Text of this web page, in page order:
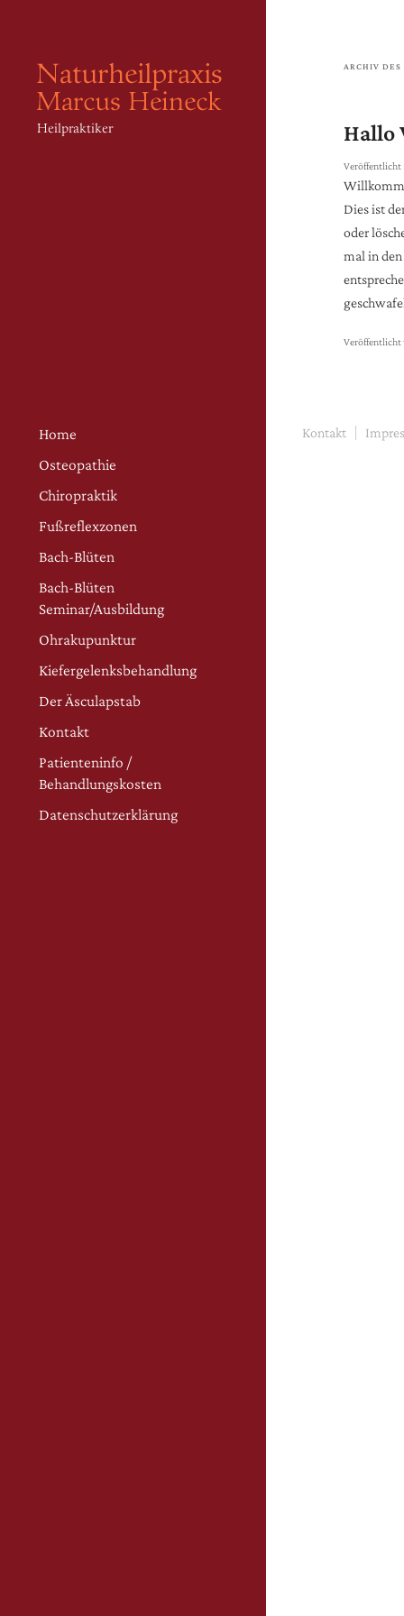
Hauptmenü
Zum Inhalt wechseln
Zum sekundären Inhalt
Home
Osteopathie
Chiropraktik
Fußreflexzonen
Bach-Blüten
Bach-Blüten
Seminar/Ausbildung
Ohrakupunktur
Kiefergelenksbehandlung
Der Äsculapstab
Kontakt
Patienteninfo /
Behandlungskosten
Datenschutzerklärung
ARCHIV
Hallo
Dies ist
oder
mal in
Veröffentlicht
Kontakt